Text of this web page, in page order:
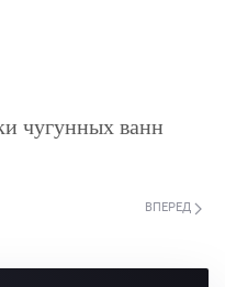
чугунных ванн
ВПЕРЕД